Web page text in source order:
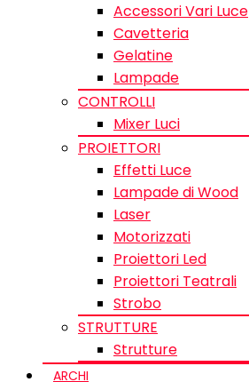
Accessori Vari Luce
Cavetteria
Gelatine
Lampade
CONTROLLI
Mixer Luci
PROIETTORI
Effetti Luce
Lampade di Wood
Laser
Motorizzati
Proiettori Led
Proiettori Teatrali
Strobo
STRUTTURE
Strutture
ARCHI